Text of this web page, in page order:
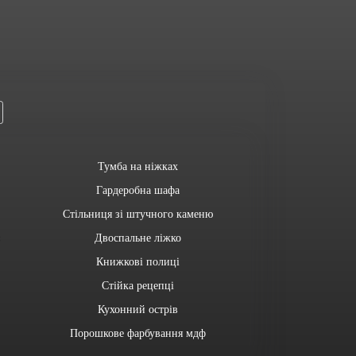
Тумба на ніжках
Гардеробна шафа
Стільниця зі штучного каменю
Двоспальне ліжко
Книжкові полиці
Стійка рецепці
Кухонний острів
Порошкове фарбування мдф